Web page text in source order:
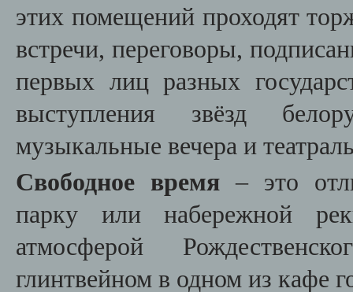
этих помещений проходят
встречи, переговоры,
первых лиц разных
выступления звёзд
музыкальные вечера и
Свободное время– это
парку или набережной
атмосферой
глинтвейном в одном из кафе